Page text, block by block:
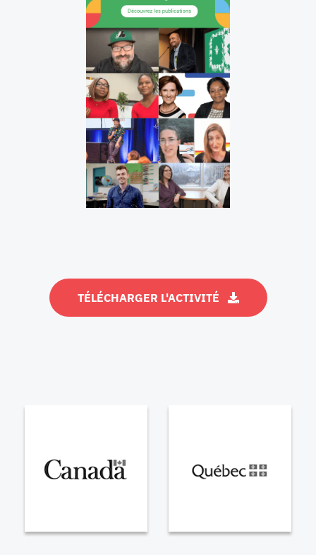
TÉLÉCHARGER L'ACTIVITÉ